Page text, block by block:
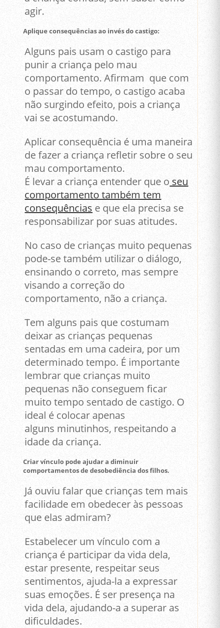
agir.
Aplique consequências ao invés do castigo:
Alguns pais usam o castigo para
punir a criança pelo mau
comportamento. Afirmam que com
o passar do tempo, o castigo acaba
não surgindo efeito, pois a criança
vai se acostumando.
Aplicar consequência é uma maneira
de fazer a criança refletir sobre o seu
mau comportamento.
É levar a criança entender que o seu
comportamento também tem
consequências e que ela precisa se
responsabilizar por suas atitudes.
No caso de crianças muito pequenas
pode-se também utilizar o diálogo,
ensinando o correto, mas sempre
visando a correção do
comportamento, não a criança.
Tem alguns pais que costumam
deixar as crianças pequenas
sentadas em uma cadeira, por um
determinado tempo. É importante
lembrar que crianças muito
pequenas não conseguem ficar
muito tempo sentado de castigo. O
ideal é colocar apenas
alguns minutinhos, respeitando a
idade da criança.
Criar vínculo pode ajudar a diminuir
comportamentos de desobediência dos filhos.
Já ouviu falar que crianças tem mais
facilidade em obedecer às pessoas
que elas admiram?
Estabelecer um vínculo com a
criança é participar da vida dela,
estar presente, respeitar seus
sentimentos, ajuda-la a expressar
suas emoções. É ser presença na
vida dela, ajudando-a a superar as
dificuldades.